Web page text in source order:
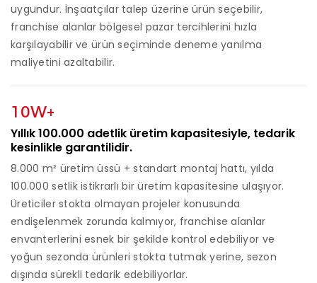
uygundur. İnşaatçılar talep üzerine ürün seçebilir,
franchise alanlar bölgesel pazar tercihlerini hızla
karşılayabilir ve ürün seçiminde deneme yanılma
maliyetini azaltabilir.
10W+
Yıllık 100.000 adetlik üretim kapasitesiyle, tedarik
kesinlikle garantilidir.
8.000 m² üretim üssü + standart montaj hattı, yılda
100.000 setlik istikrarlı bir üretim kapasitesine ulaşıyor.
Üreticiler stokta olmayan projeler konusunda
endişelenmek zorunda kalmıyor, franchise alanlar
envanterlerini esnek bir şekilde kontrol edebiliyor ve
yoğun sezonda ürünleri stokta tutmak yerine, sezon
dışında sürekli tedarik edebiliyorlar.